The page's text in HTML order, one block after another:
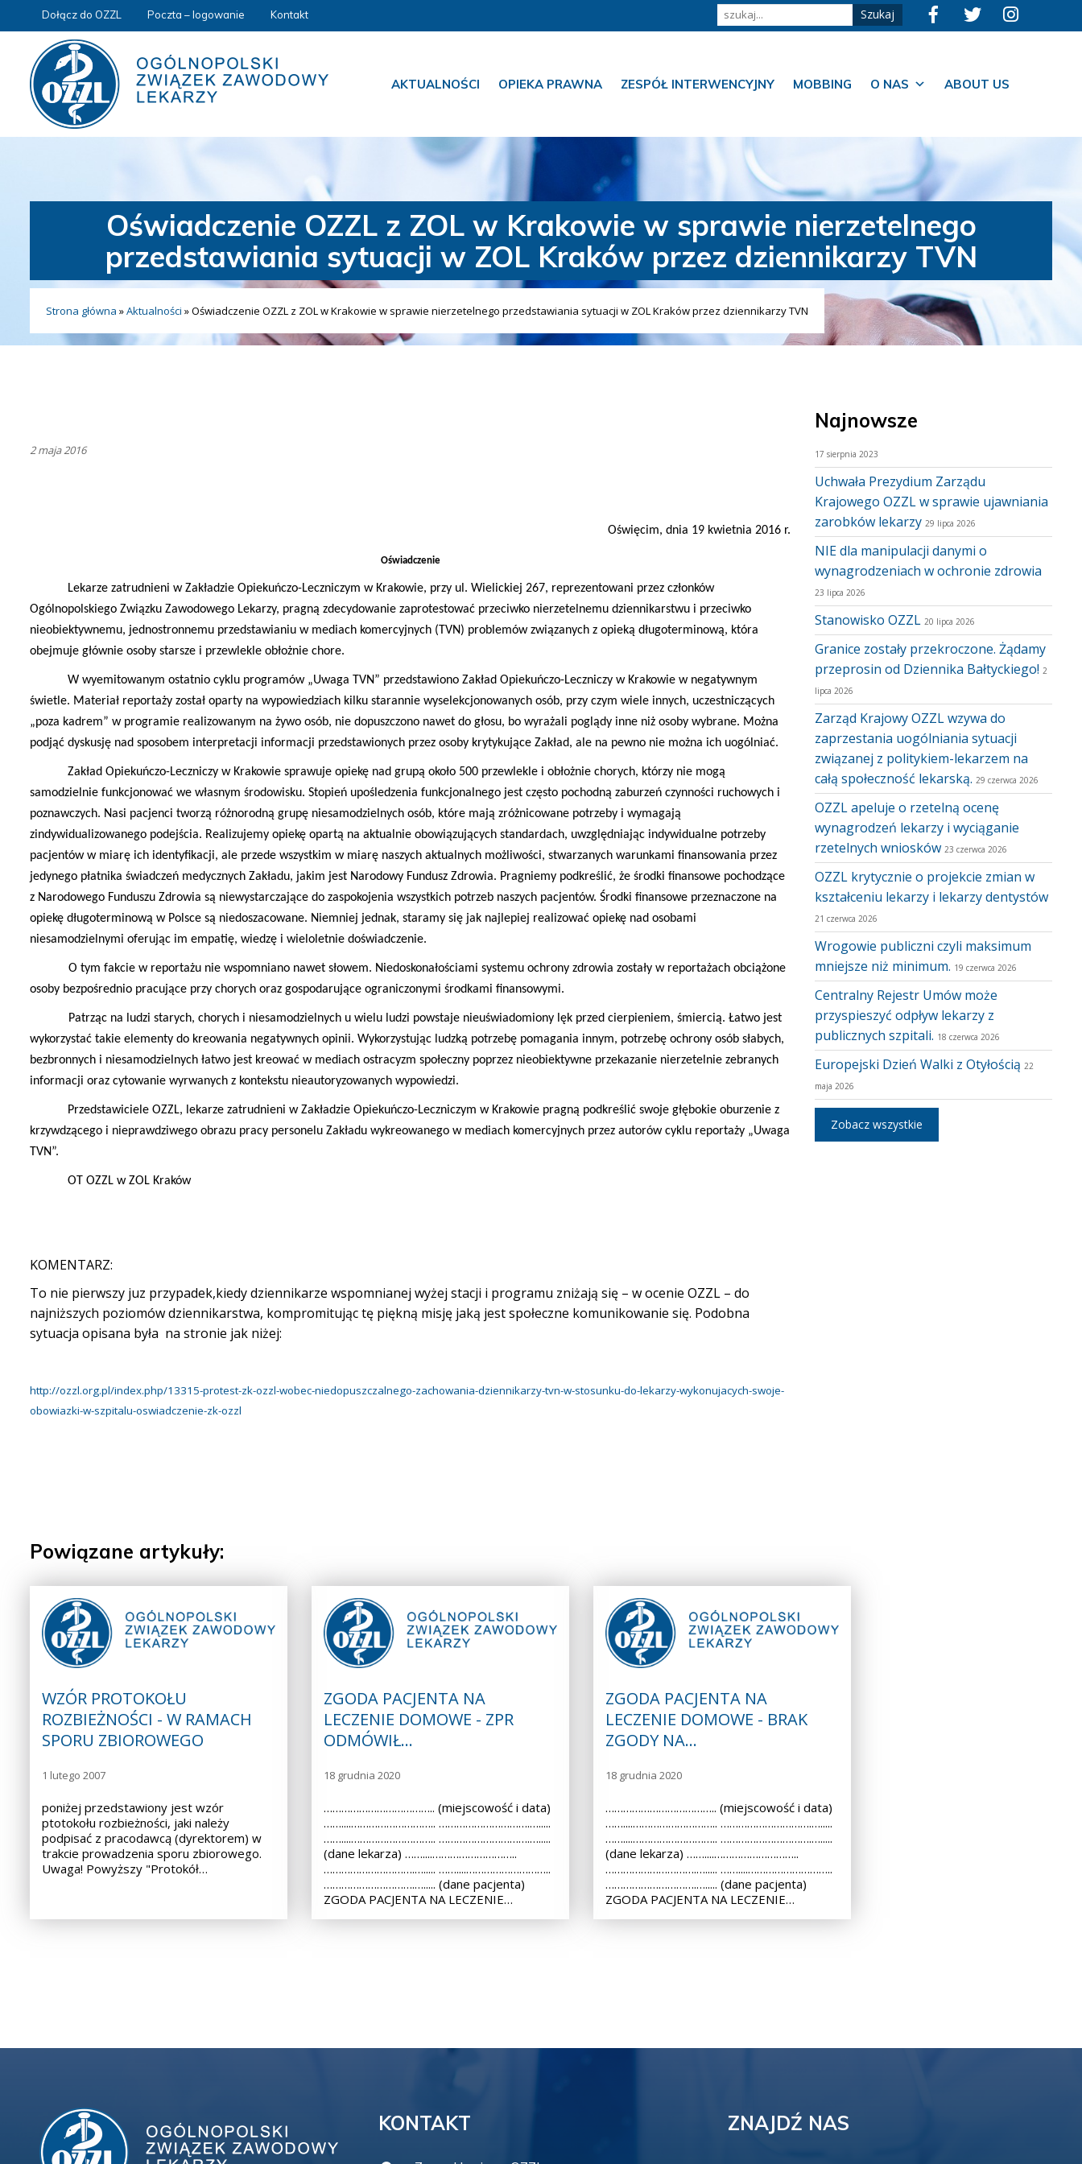
Dołącz do OZZL Poczta – logowanie Kontakt
AKTUALNOŚCI OPIEKA PRAWNA ZESPÓŁ INTERWENCYJNY MOBBING O NAS ABOUT US
Oświadczenie OZZL z ZOL w Krakowie w sprawie nierzetelnego
przedstawiania sytuacji w ZOL Kraków przez dziennikarzy TVN
Strona główna »Aktualności »Oświadczenie OZZL z ZOL w Krakowie w sprawie nierzetelnego przedstawiania sytuacji w ZOL Kraków przez dziennikarzy TVN
2 maja 2016
Oświęcim, dnia 19 kwietnia 2016 r.
Oświadczenie
Lekarze zatrudnieni w Zakładzie Opiekuńczo-Leczniczym w Krakowie, przy ul. Wielickiej 267, reprezentowani przez członków
Ogólnopolskiego Związku Zawodowego Lekarzy, pragną zdecydowanie zaprotestować przeciwko nierzetelnemu dziennikarstwu i przeciwko
nieobiektywnemu, jednostronnemu przedstawianiu w mediach komercyjnych (TVN) problemów związanych z opieką długoterminową, która
obejmuje głównie osoby starsze i przewlekle obłożnie chore.
W wyemitowanym ostatnio cyklu programów „Uwaga TVN” przedstawiono Zakład Opiekuńczo-Leczniczy w Krakowie w negatywnym
świetle. Materiał reportaży został oparty na wypowiedziach kilku starannie wyselekcjonowanych osób, przy czym wiele innych, uczestniczących
„poza kadrem” w programie realizowanym na żywo osób, nie dopuszczono nawet do głosu, bo wyrażali poglądy inne niż osoby wybrane. Można
podjąć dyskusję nad sposobem interpretacji informacji przedstawionych przez osoby krytykujące Zakład, ale na pewno nie można ich uogólniać.
Zakład Opiekuńczo-Leczniczy w Krakowie sprawuje opiekę nad grupą około 500 przewlekle i obłożnie chorych, którzy nie mogą
samodzielnie funkcjonować we własnym środowisku. Stopień upośledzenia funkcjonalnego jest często pochodną zaburzeń czynności ruchowych i
poznawczych. Nasi pacjenci tworzą różnorodną grupę niesamodzielnych osób, które mają zróżnicowane potrzeby i wymagają
zindywidualizowanego podejścia. Realizujemy opiekę opartą na aktualnie obowiązujących standardach, uwzględniając indywidualne potrzeby
pacjentów w miarę ich identyfikacji, ale przede wszystkim w miarę naszych aktualnych możliwości, stwarzanych warunkami finansowania przez
jedynego płatnika świadczeń medycznych Zakładu, jakim jest Narodowy Fundusz Zdrowia. Pragniemy podkreślić, że środki finansowe pochodzące
z Narodowego Funduszu Zdrowia są niewystarczające do zaspokojenia wszystkich potrzeb naszych pacjentów. Środki finansowe przeznaczone na
opiekę długoterminową w Polsce są niedoszacowane. Niemniej jednak, staramy się jak najlepiej realizować opiekę nad osobami
niesamodzielnymi oferując im empatię, wiedzę i wieloletnie doświadczenie.
O tym fakcie w reportażu nie wspomniano nawet słowem. Niedoskonałościami systemu ochrony zdrowia zostały w reportażach obciążone
osoby bezpośrednio pracujące przy chorych oraz gospodarujące ograniczonymi środkami finansowymi.
Patrząc na ludzi starych, chorych i niesamodzielnych u wielu ludzi powstaje nieuświadomiony lęk przed cierpieniem, śmiercią. Łatwo jest
wykorzystać takie elementy do kreowania negatywnych opinii. Wykorzystując ludzką potrzebę pomagania innym, potrzebę ochrony osób słabych,
bezbronnych i niesamodzielnych łatwo jest kreować w mediach ostracyzm społeczny poprzez nieobiektywne przekazanie nierzetelnie zebranych
informacji oraz cytowanie wyrwanych z kontekstu nieautoryzowanych wypowiedzi.
Przedstawiciele OZZL, lekarze zatrudnieni w Zakładzie Opiekuńczo-Leczniczym w Krakowie pragną podkreślić swoje głębokie oburzenie z
krzywdzącego i nieprawdziwego obrazu pracy personelu Zakładu wykreowanego w mediach komercyjnych przez autorów cyklu reportaży „Uwaga
TVN”.
OT OZZL w ZOL Kraków
KOMENTARZ:
To nie pierwszy juz przypadek,kiedy dziennikarze wspomnianej wyżej stacji i programu zniżają się – w ocenie OZZL – do
najniższych poziomów dziennikarstwa, kompromitując tę piękną misję jaką jest społeczne komunikowanie się. Podobna
sytuacja opisana była na stronie jak niżej:
http://ozzl.org.pl/index.php/13315-protest-zk-ozzl-wobec-niedopuszczalnego-zachowania-dziennikarzy-tvn-w-stosunku-do-lekarzy-wykonujacych-swoje-
obowiazki-w-szpitalu-oswiadczenie-zk-ozzl
Najnowsze
17 sierpnia 2023
Uchwała Prezydium Zarządu
Krajowego OZZL w sprawie ujawniania
zarobków lekarzy 29 lipca 2026
NIE dla manipulacji danymi o
wynagrodzeniach w ochronie zdrowia
23 lipca 2026
Stanowisko OZZL 20 lipca 2026
Granice zostały przekroczone. Żądamy
przeprosin od Dziennika Bałtyckiego! 2
lipca 2026
Zarząd Krajowy OZZL wzywa do
zaprzestania uogólniania sytuacji
związanej z politykiem-lekarzem na
całą społeczność lekarską. 29 czerwca 2026
OZZL apeluje o rzetelną ocenę
wynagrodzeń lekarzy i wyciąganie
rzetelnych wniosków 23 czerwca 2026
OZZL krytycznie o projekcie zmian w
kształceniu lekarzy i lekarzy dentystów
21 czerwca 2026
Wrogowie publiczni czyli maksimum
mniejsze niż minimum. 19 czerwca 2026
Centralny Rejestr Umów może
przyspieszyć odpływ lekarzy z
publicznych szpitali. 18 czerwca 2026
Europejski Dzień Walki z Otyłością 22
maja 2026
Zobacz wszystkie
Powiązane artykuły:
WZÓR PROTOKOŁU
ROZBIEŻNOŚCI - W RAMACH
SPORU ZBIOROWEGO
1 lutego 2007
poniżej przedstawiony jest wzór
ptotokołu rozbieżności, jaki należy
podpisać z pracodawcą (dyrektorem) w
trakcie prowadzenia sporu zbiorowego.
Uwaga! Powyższy "Protokół…
ZGODA PACJENTA NA
LECZENIE DOMOWE - ZPR
ODMÓWIŁ…
18 grudnia 2020
……………………………….. (miejscowość i data)
……....……………………….. ………………………….….....
……....……………………….. ………………………….….....
(dane lekarza) ……....………………………..
………………………….…..... ……....………………………..
………………………….…..... (dane pacjenta)
ZGODA PACJENTA NA LECZENIE…
ZGODA PACJENTA NA
LECZENIE DOMOWE - BRAK
ZGODY NA…
18 grudnia 2020
……………………………….. (miejscowość i data)
……....……………………….. ………………………….….....
……....……………………….. ………………………….….....
(dane lekarza) ……....………………………..
………………………….…..... ……....………………………..
………………………….…..... (dane pacjenta)
ZGODA PACJENTA NA LECZENIE…
KONTAKT ZNAJDŹ NAS